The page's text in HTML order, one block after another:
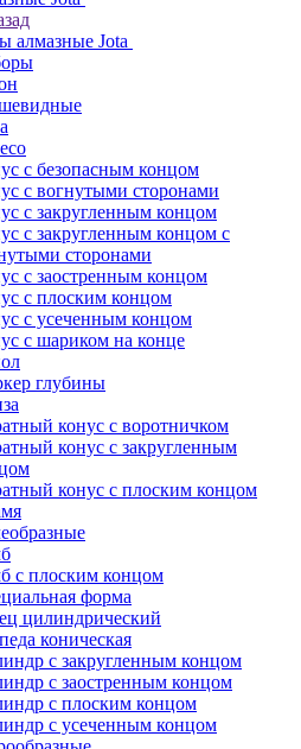
алмазные Jota
с безопасным концом
с вогнутыми сторонами
с закругленным концом
с закругленным концом с
сторонами
с заостренным концом
с плоским концом
с усеченным концом
с шариком на конце
глубины
конус с воротничком
конус с закругленным
конус с плоским концом
с плоским концом
форма
цилиндрический
коническая
с закругленным концом
с заостренным концом
с плоским концом
с усеченным концом